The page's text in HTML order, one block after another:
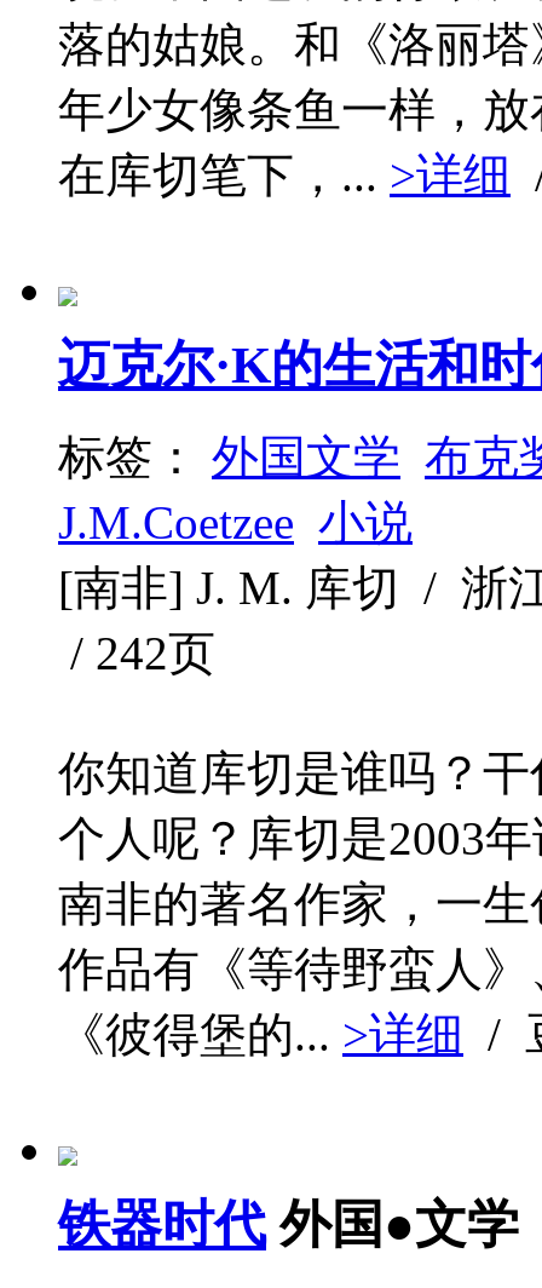
落的姑娘。和《洛丽
年少女像条鱼一样，
在库切笔下，... >详细
迈克尔·K的生活和
标签： 外国文学 布克
J.M.Coetzee 小说
[南非] J. M. 库切 / 浙
/ 242页
你知道库切是谁吗？
个人呢？库切是2003
南非的著名作家，一
作品有《等待野蛮人
《彼得堡的... >详细 /
铁器时代 外国●文学